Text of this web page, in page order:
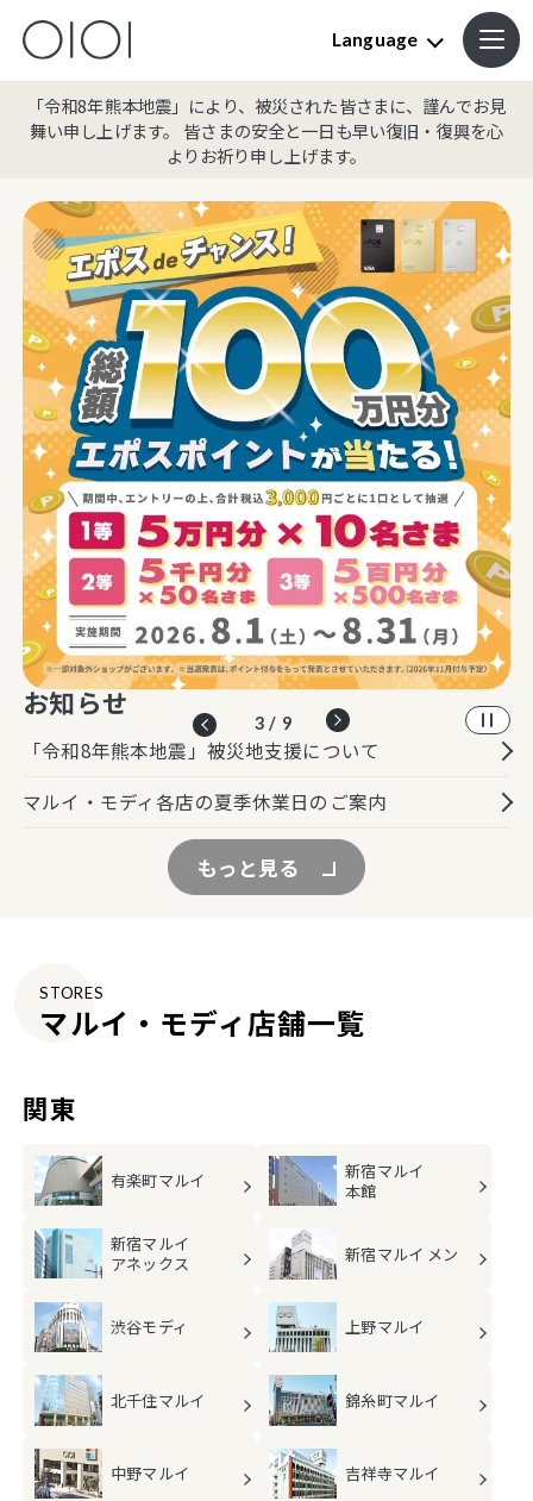
Language
「令和8年熊本地震」により、被災された皆さまに、謹んでお見
舞い申し上げます。 皆さまの安全と一日も早い復旧・復興を心
よりお祈り申し上げます。
3 / 9
お知らせ
「令和8年熊本地震」被災地支援について
マルイ・モディ各店の夏季休業日のご案内
もっと見る
STORES
マルイ・モディ店舗一覧
関東
有楽町マルイ
新宿マルイ
本館
新宿マルイ
アネックス
新宿マルイ メン
渋谷モディ 上野マルイ
北千住マルイ 錦糸町マルイ
中野マルイ 吉祥寺マルイ